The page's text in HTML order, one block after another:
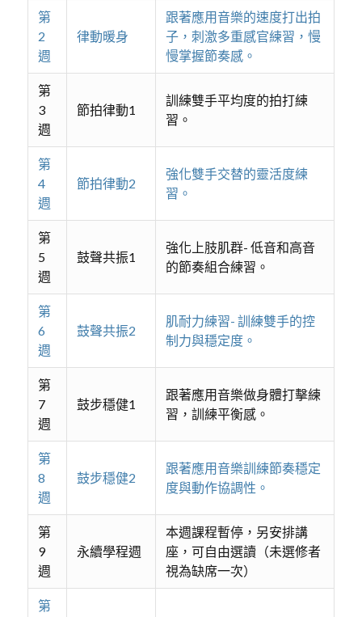
第
2
週
律動暖身
跟著應用音樂的速度打出拍
子，刺激多重感官練習，慢
慢掌握節奏感。
第
3
週
節拍律動1
訓練雙手平均度的拍打練
習。
第
4
週
節拍律動2
強化雙手交替的靈活度練
習。
第
5
週
鼓聲共振1
強化上肢肌群- 低音和高音
的節奏組合練習。
第
6
週
鼓聲共振2
肌耐力練習- 訓練雙手的控
制力與穩定度。
第
7
週
鼓步穩健1
跟著應用音樂做身體打擊練
習，訓練平衡感。
第
8
週
鼓步穩健2
跟著應用音樂訓練節奏穩定
度與動作協調性。
第
9
週
永續學程週
本週課程暫停，另安排講
座，可自由選讀（未選修者
視為缺席一次）
第